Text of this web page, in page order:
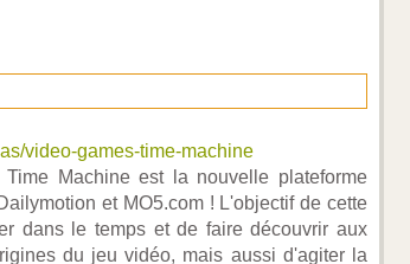
video-games-time-machine
Time Machine est la nouvelle plateforme
et MO5.com ! L'objectif de cette
dans le temps et de faire découvrir aux
du jeu vidéo, mais aussi d'agiter la